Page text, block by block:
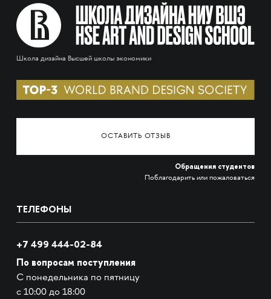
Школа дизайна Высшей школы экономики
ОСТАВИТЬ ОТЗЫВ
Обращения студентов
Поблагодарить или пожаловаться
ТЕЛЕФОНЫ
+7 499 444-02-84
По вопросам поступления
С понедельника по пятницу
с 10:00 до 18:00